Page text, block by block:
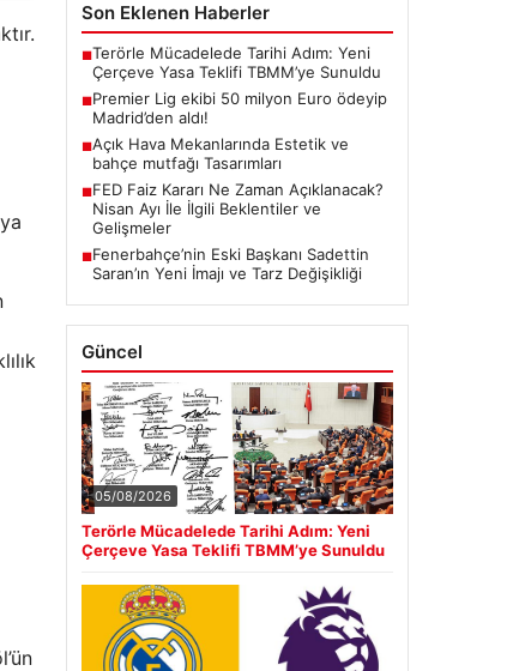
Son Eklenen Haberler
■Terörle Mücadelede Tarihi Adım: Yeni
Çerçeve Yasa Teklifi TBMM’ye Sunuldu
■Premier Lig ekibi 50 milyon Euro ödeyip
Madrid’den aldı!
■Açık Hava Mekanlarında Estetik ve
bahçe mutfağı Tasarımları
■FED Faiz Kararı Ne Zaman Açıklanacak?
Nisan Ayı İle İlgili Beklentiler ve
Gelişmeler
■Fenerbahçe’nin Eski Başkanı Sadettin
Saran’ın Yeni İmajı ve Tarz Değişikliği
Güncel
05/08/2026
Terörle Mücadelede Tarihi Adım: Yeni
Çerçeve Yasa Teklifi TBMM’ye Sunuldu